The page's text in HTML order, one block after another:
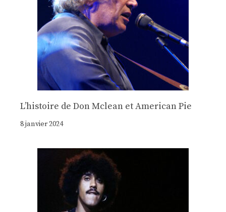
Lʼhistoire de Don Mclean et American Pie
8 janvier 2024